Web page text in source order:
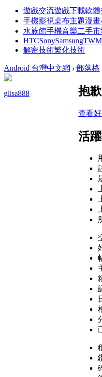
遊戲交流遊戲下載軟
手機影視桌布主題漫畫
水族館手機音樂二手
HTCSonySamsungTWM
解密技術繁化技術
Android 台灣中文網 › 部落格
glisa888 抱
查看
活